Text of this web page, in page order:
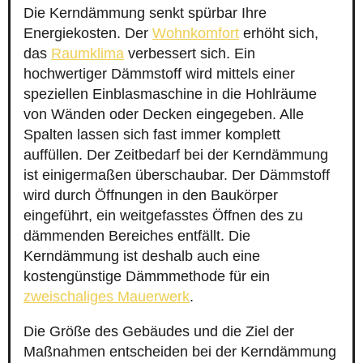
Die Kerndämmung senkt spürbar Ihre
Energiekosten. Der Wohnkomfort erhöht sich,
das Raumklima verbessert sich. Ein
hochwertiger Dämmstoff wird mittels einer
speziellen Einblasmaschine in die Hohlräume
von Wänden oder Decken eingegeben. Alle
Spalten lassen sich fast immer komplett
auffüllen. Der Zeitbedarf bei der Kerndämmung
ist einigermaßen überschaubar. Der Dämmstoff
wird durch Öffnungen in den Baukörper
eingeführt, ein weitgefasstes Öffnen des zu
dämmenden Bereiches entfällt. Die
Kerndämmung ist deshalb auch eine
kostengünstige Dämmmethode für ein
zweischaliges Mauerwerk.
Die Größe des Gebäudes und die Ziel der
Maßnahmen entscheiden bei der Kerndämmung